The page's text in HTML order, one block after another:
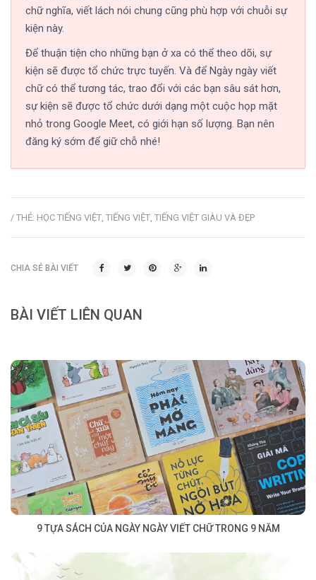
chữ nghĩa, viết lách nói chung cũng phù hợp với chuỗi sự
kiện này.
Để thuận tiện cho những bạn ở xa có thể theo dõi, sự
kiện sẽ được tổ chức trực tuyến. Và để Ngày ngày viết
chữ có thể tương tác, trao đổi với các bạn sâu sát hơn,
sự kiện sẽ được tổ chức dưới dạng một cuộc họp mặt
nhỏ trong Google Meet, có giới hạn số lượng. Bạn nên
đăng ký sớm để giữ chỗ nhé!
/ THẺ: HỌC TIẾNG VIỆT TIẾNG VIỆT TIẾNG VIỆT GIÀU VÀ ĐẸP
CHIA SẺ BÀI VIẾT
BÀI VIẾT LIÊN QUAN
9 TỰA SÁCH CỦA NGÀY NGÀY VIẾT CHỮ TRONG 9 NĂM